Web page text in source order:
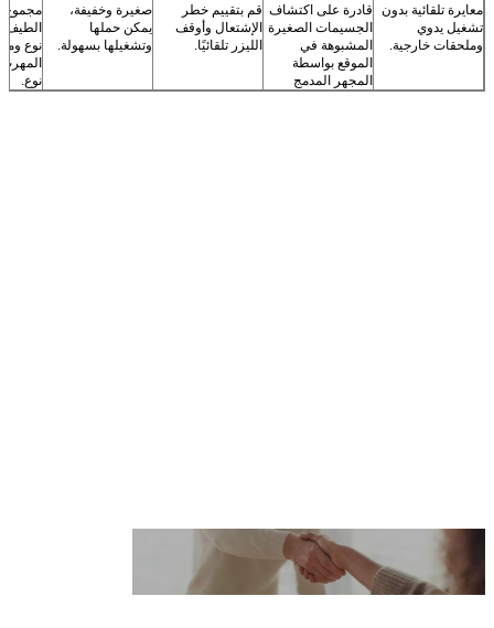
معايرة تلقائية بدون
تشغيل يدوي
وملحقات خارجية.
قادرة على اكتشاف
الجسيمات الصغيرة
المشبوهة في
الموقع بواسطة
المجهر المدمج
قم بتقييم خطر
الإشتعال وأوقف
الليزر تلقائيًا.
صغيرة وخفيفة،
يمكن حملها
وتشغيلها بسهولة.
مجموع
نوع
نوع.